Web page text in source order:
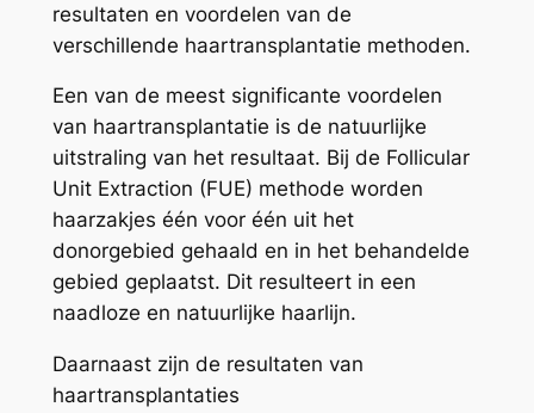
resultaten en voordelen van de
verschillende haartransplantatie methoden.
Een van de meest significante voordelen
van haartransplantatie is de natuurlijke
uitstraling van het resultaat. Bij de Follicular
Unit Extraction (FUE) methode worden
haarzakjes één voor één uit het
donorgebied gehaald en in het behandelde
gebied geplaatst. Dit resulteert in een
naadloze en natuurlijke haarlijn.
Daarnaast zijn de resultaten van
haartransplantaties